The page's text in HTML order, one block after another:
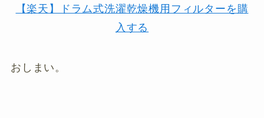
【楽天】ドラム式洗濯乾燥機用フィルターを購
入する
おしまい。